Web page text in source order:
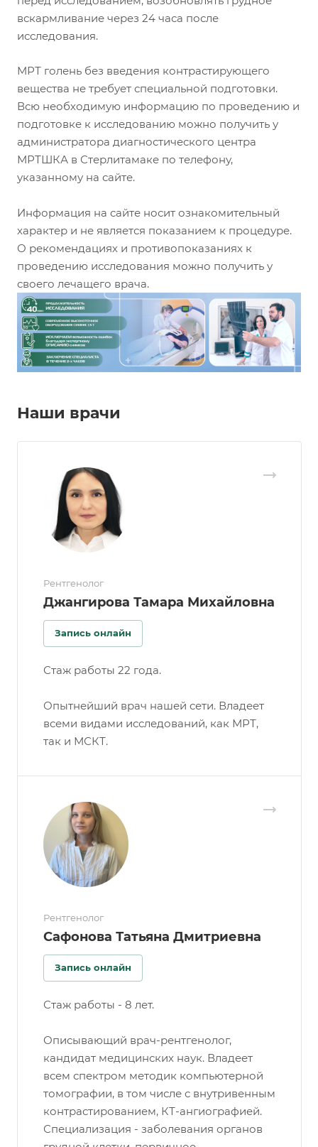
вскармливание через 24 часа после
исследования.
МРТ голень без введения контрастирующего
вещества не требует специальной подготовки.
Всю необходимую информацию по проведению и
подготовке к исследованию можно получить у
администратора диагностического центра
МРТШКА в Стерлитамаке по телефону,
указанному на сайте.
Информация на сайте носит ознакомительный
характер и не является показанием к процедуре.
О рекомендациях и противопоказаниях к
проведению исследования можно получить у
своего лечащего врача.
Наши врачи
Рентгенолог
Джангирова Тамара Михайловна
Запись онлайн
Стаж работы 22 года.
Опытнейший врач нашей сети. Владеет
всеми видами исследований, как МРТ,
так и МСКТ.
Рентгенолог
Сафонова Татьяна Дмитриевна
Запись онлайн
Стаж работы - 8 лет.
Описывающий врач-рентгенолог,
кандидат медицинских наук. Владеет
всем спектром методик компьютерной
томографии, в том числе с внутривенным
контрастированием, КТ-ангиографией.
Специализация - заболевания органов